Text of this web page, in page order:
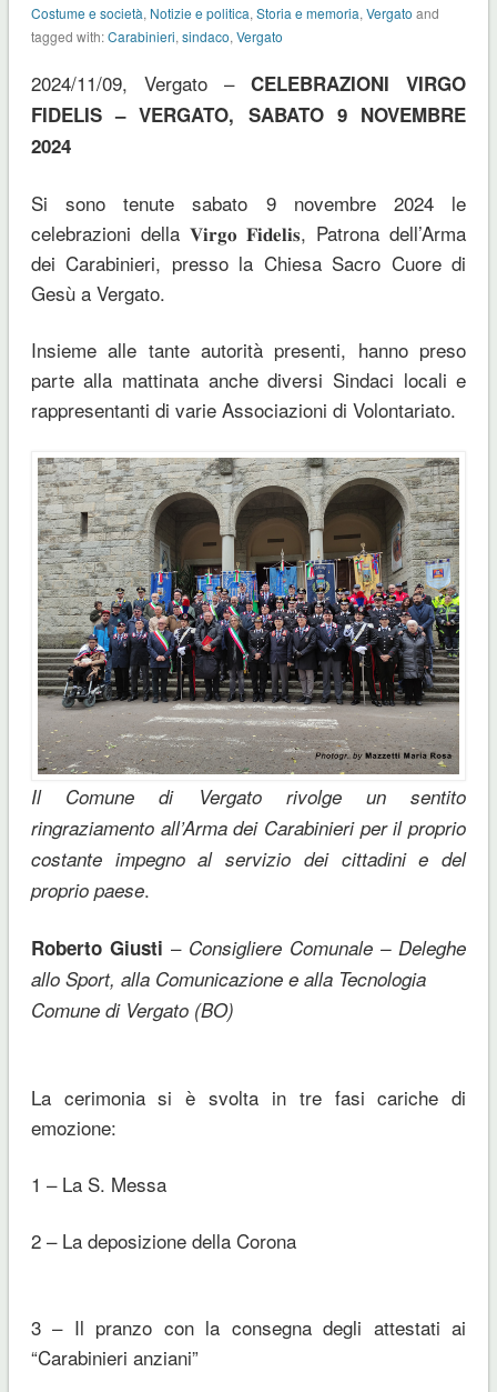
Costume e società, Notizie e politica, Storia e memoria, Vergato and
tagged with:Carabinieri, sindaco, Vergato
2024/11/09, Vergato –CELEBRAZIONI VIRGO
FIDELIS – VERGATO, SABATO 9 NOVEMBRE
2024
Si sono tenute sabato 9 novembre 2024 le
celebrazioni della 𝐕𝐢𝐫𝐠𝐨 𝐅𝐢𝐝𝐞𝐥𝐢𝐬, Patrona dell’Arma
dei Carabinieri, presso la Chiesa Sacro Cuore di
Gesù a Vergato.
Insieme alle tante autorità presenti, hanno preso
parte alla mattinata anche diversi Sindaci locali e
rappresentanti di varie Associazioni di Volontariato.
Il Comune di Vergato rivolge un sentito
ringraziamento all’Arma dei Carabinieri per il proprio
costante impegno al servizio dei cittadini e del
proprio paese.
Roberto Giusti – Consigliere Comunale – Deleghe
allo Sport, alla Comunicazione e alla Tecnologia
Comune di Vergato (BO)
La cerimonia si è svolta in tre fasi cariche di
emozione:
1 – La S. Messa
2 – La deposizione della Corona
3 – Il pranzo con la consegna degli attestati ai
“Carabinieri anziani”